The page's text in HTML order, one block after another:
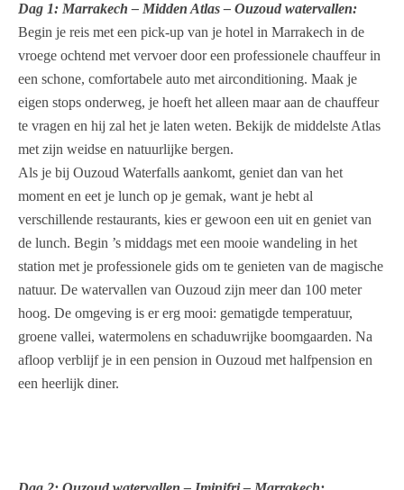
Dag 1: Marrakech – Midden Atlas – Ouzoud watervallen:
Begin je reis met een pick-up van je hotel in Marrakech in de
vroege ochtend met vervoer door een professionele chauffeur in
een schone, comfortabele auto met airconditioning. Maak je
eigen stops onderweg, je hoeft het alleen maar aan de chauffeur
te vragen en hij zal het je laten weten. Bekijk de middelste Atlas
met zijn weidse en natuurlijke bergen.
Als je bij Ouzoud Waterfalls aankomt, geniet dan van het
moment en eet je lunch op je gemak, want je hebt al
verschillende restaurants, kies er gewoon een uit en geniet van
de lunch. Begin ’s middags met een mooie wandeling in het
station met je professionele gids om te genieten van de magische
natuur. De watervallen van Ouzoud zijn meer dan 100 meter
hoog. De omgeving is er erg mooi: gematigde temperatuur,
groene vallei, watermolens en schaduwrijke boomgaarden. Na
afloop verblijf je in een pension in Ouzoud met halfpension en
een heerlijk diner.